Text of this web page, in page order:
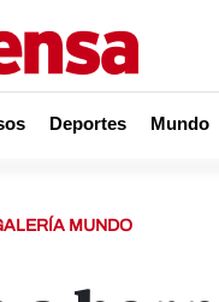
Deportes Mundo
MUNDO